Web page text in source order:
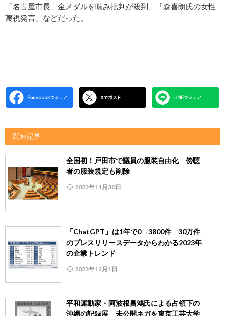
「名古屋市長、金メダルを噛み批判が殺到」「森喜朗氏の女性
蔑視発言」などだった。
関連記事
全国初！戸田市で議員の服装自由化 傍聴
者の服装規定も削除
2023年11月30日
「ChatGPT」は1年で0→3800件 30万件
のプレスリリースデータからわかる2023年
の企業トレンド
2023年12月1日
平和運動家・阿波根昌鴻氏による占領下の
沖縄の記録展 未公開ネガを東京工芸大学